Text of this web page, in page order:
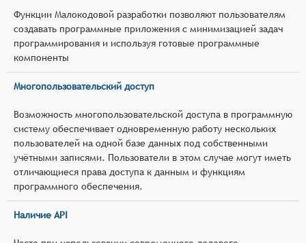
Функции Малокодовой разработки позволяют пользователям
создавать программные приложения с минимизацией задач
программирования и используя готовые программные
компоненты
Многопользовательский доступ
Возможность многопользовательской доступа в программную
систему обеспечивает одновременную работу нескольких
пользователей на одной базе данных под собственными
учётными записями. Пользователи в этом случае могут иметь
отличающиеся права доступа к данным и функциям
программного обеспечения.
Наличие API